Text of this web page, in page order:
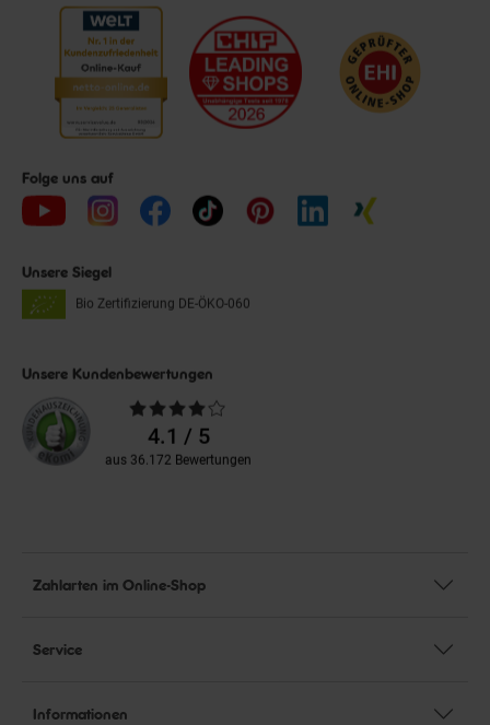
Folge uns auf
Unsere Siegel
Bio Zertifizierung DE-ÖKO-060
Unsere Kundenbewertungen
Durchschnittliche
Bewertungen4.1 / 5
aus 36.172 Bewertungen
Zahlarten im Online-Shop
Service
Informationen